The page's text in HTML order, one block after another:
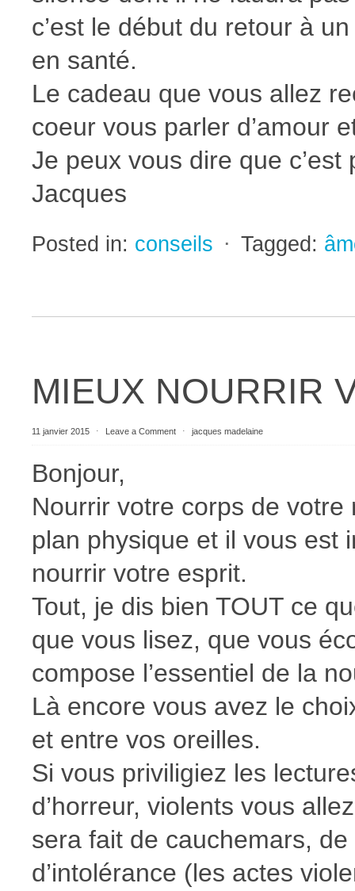
c’est le début du retour à
en santé.
Le cadeau que vous allez
coeur vous parler d’amour
Je peux vous dire que
Jacques
Posted in: conseils ⋅ Tagged:
MIEUX NOURRIR
11 janvier 2015 ⋅ Leave a Comment ⋅ jacques madelaine
Bonjour,
Nourrir votre corps de
plan physique et il vous est
nourrir votre esprit.
Tout, je dis bien TOUT ce
que vous lisez, que vous
compose l’essentiel de la
Là encore vous avez le
et entre vos oreilles.
Si vous priviligiez les
d’horreur, violents vous
sera fait de cauchemars,
d’intolérance (les actes